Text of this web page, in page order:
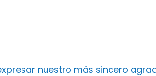
nuestro más sincero